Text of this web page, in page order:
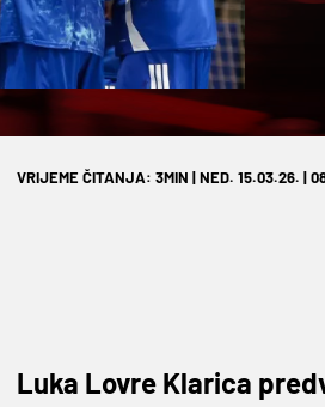
VRIJEME ČITANJA: 3MIN | NED. 15.03.26. |
Luka Lovre Klarica